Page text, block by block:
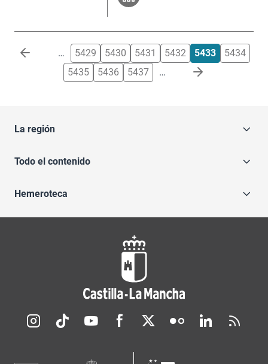
Paginación … 5429 5430 5431 5432 5433
5434
5435
5436 5437 …
La región
Todo el contenido
Hemeroteca
Redes sociales JCCM